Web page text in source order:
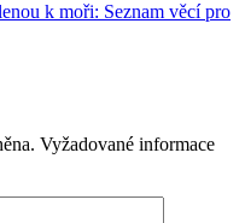
k moři: Seznam věcí pro
Vyžadované informace